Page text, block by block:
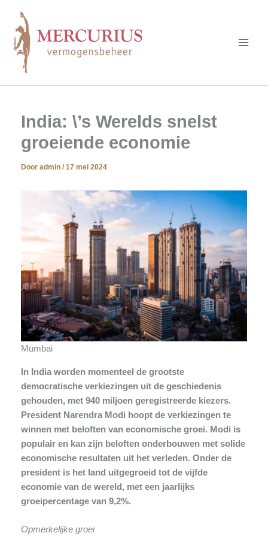
inhoud
India: \’s Werelds snelst
groeiende economie
Door admin / 17 mei 2024
Mumbai
In India worden momenteel de grootste
democratische verkiezingen uit de geschiedenis
gehouden, met 940 miljoen geregistreerde kiezers.
President Narendra Modi hoopt de verkiezingen te
winnen met beloften van economische groei. Modi is
populair en kan zijn beloften onderbouwen met solide
economische resultaten uit het verleden. Onder de
president is het land uitgegroeid tot de vijfde
economie van de wereld, met een jaarlijks
groeipercentage van 9,2%.
Opmerkelijke groei